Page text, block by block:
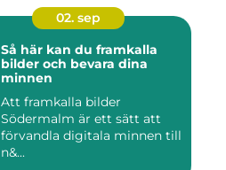
02. sep
Så här kan du framkalla
bilder och bevara dina
minnen
Att framkalla bilder
Södermalm är ett sätt att
förvandla digitala minnen till
n&...